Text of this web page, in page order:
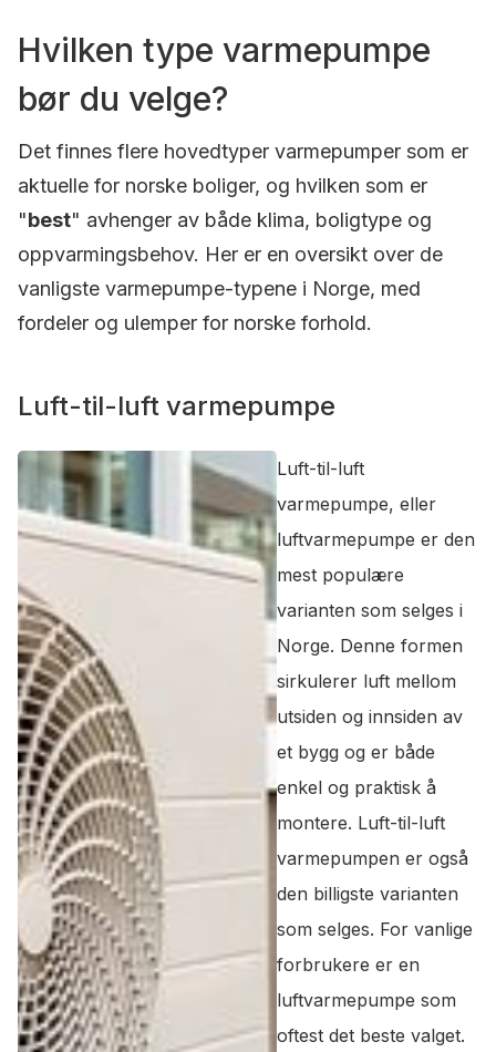
Hvilken type varmepumpe
bør du velge?
Det finnes flere hovedtyper varmepumper som er
aktuelle for norske boliger, og hvilken som er
"best" avhenger av både klima, boligtype og
oppvarmingsbehov. Her er en oversikt over de
vanligste varmepumpe-typene i Norge, med
fordeler og ulemper for norske forhold.
Luft-til-luft varmepumpe
Luft-til-luft
varmepumpe, eller
luftvarmepumpe er den
mest populære
varianten som selges i
Norge. Denne formen
sirkulerer luft mellom
utsiden og innsiden av
et bygg og er både
enkel og praktisk å
montere. Luft-til-luft
varmepumpen er også
den billigste varianten
som selges. For vanlige
forbrukere er en
luftvarmepumpe som
oftest det beste valget.